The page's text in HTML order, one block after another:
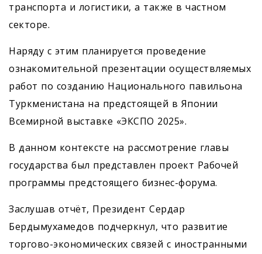
транспорта и логистики, а также в частном
секторе.
Наряду с этим планируется проведение
ознакомительной презентации осуществляемых
работ по созданию Национального павильона
Туркменистана на предстоящей в Японии
Всемирной выставке «ЭКСПО 2025».
В данном контексте на рассмотрение главы
государства был представлен проект Рабочей
программы предстоящего бизнес-форума.
Заслушав отчёт, Президент Сердар
Бердымухамедов подчеркнул, что развитие
торгово-экономических связей с иностранными